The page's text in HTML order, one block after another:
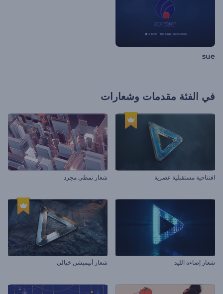
sue
في الفئة مقدمات وشعارات
افتتاحية مستقبلية عصرية شعار نمطي مجرد
شعار إضاءة الليد شعار أنيميشن خيالي